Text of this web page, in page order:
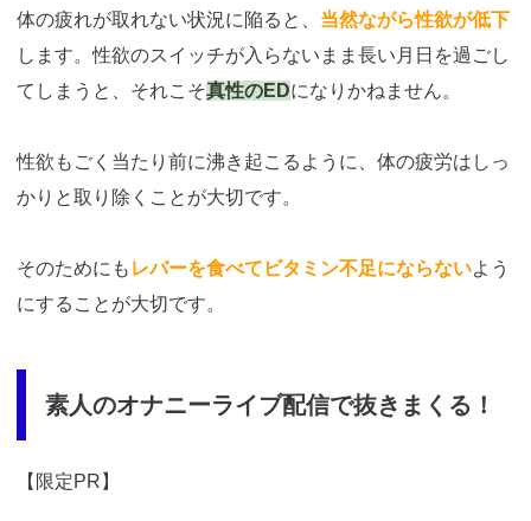
体の疲れが取れない状況に陥ると、 当然ながら性欲が低下
します。性欲のスイッチが入らないまま長い月日を過ごし
てしまうと、それこそ真性のEDになりかねません。
性欲もごく当たり前に沸き起こるように、体の疲労はしっ
かりと取り除くことが大切です。
そのためにも レバーを食べてビタミン不足にならないよう
にすることが大切です。
素人のオナニーライブ配信で抜きまくる！
【限定PR】